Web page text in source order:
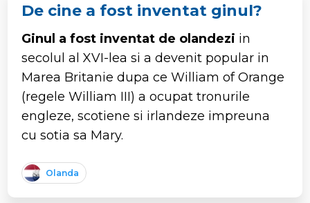
De cine a fost inventat ginul?
Ginul a fost inventat de olandezi in
secolul al XVI-lea si a devenit popular in
Marea Britanie dupa ce William of Orange
(regele William III) a ocupat tronurile
engleze, scotiene si irlandeze impreuna
cu sotia sa Mary.
Olanda